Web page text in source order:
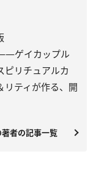
ゲイカップル
ピリチュアルカ
リティが作る、開
著者の記事一覧